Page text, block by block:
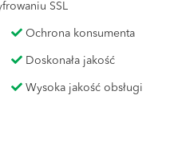
SSL
Ochrona konsumenta
Doskonała jakość
Wysoka jakość obsługi